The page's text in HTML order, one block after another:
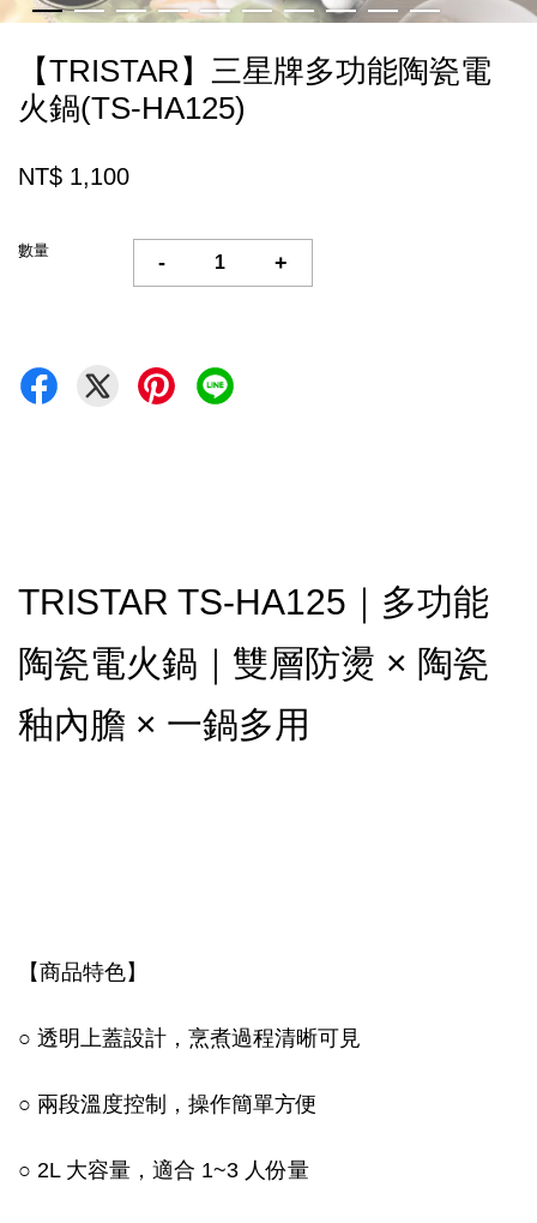
【TRISTAR】三星牌多功能陶瓷電
火鍋(TS-HA125)
NT$ 1,100
數量
- +
TRISTAR TS-HA125｜多功能
陶瓷電火鍋｜雙層防燙 × 陶瓷
釉內膽 × 一鍋多用
【商品特色】
○ 透明上蓋設計，烹煮過程清晰可見
○ 兩段溫度控制，操作簡單方便
○ 2L 大容量，適合 1~3 人份量